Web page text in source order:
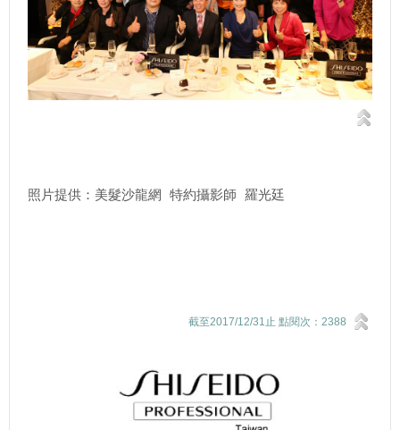
照片提供：美髮沙龍網 特約攝影師 羅光廷
截至2017/12/31止 點閱次：2388